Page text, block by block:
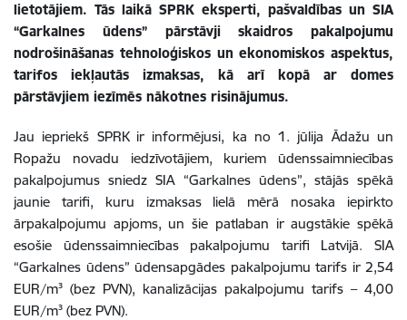
lietotājiem. Tās laikā SPRK eksperti, pašvaldības un SIA
“Garkalnes ūdens” pārstāvji skaidros pakalpojumu
nodrošināšanas tehnoloģiskos un ekonomiskos aspektus,
tarifos iekļautās izmaksas, kā arī kopā ar domes
pārstāvjiem iezīmēs nākotnes risinājumus.
Jau iepriekš SPRK ir informējusi, ka no 1. jūlija Ādažu un
Ropažu novadu iedzīvotājiem, kuriem ūdenssaimniecības
pakalpojumus sniedz SIA “Garkalnes ūdens”, stājās spēkā
jaunie tarifi, kuru izmaksas lielā mērā nosaka iepirkto
ārpakalpojumu apjoms, un šie patlaban ir augstākie spēkā
esošie ūdenssaimniecības pakalpojumu tarifi Latvijā. SIA
“Garkalnes ūdens” ūdensapgādes pakalpojumu tarifs ir 2,54
EUR/m³ (bez PVN), kanalizācijas pakalpojumu tarifs – 4,00
EUR/m³ (bez PVN).